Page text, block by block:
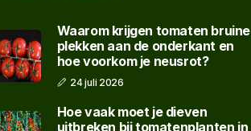
Waarom krijgen tomaten bruine
plekken aan de onderkant en
hoe voorkom je neusrot?
24 juli 2026
Hoe vaak moet je dieven
uitbreken bij tomatenplanten in